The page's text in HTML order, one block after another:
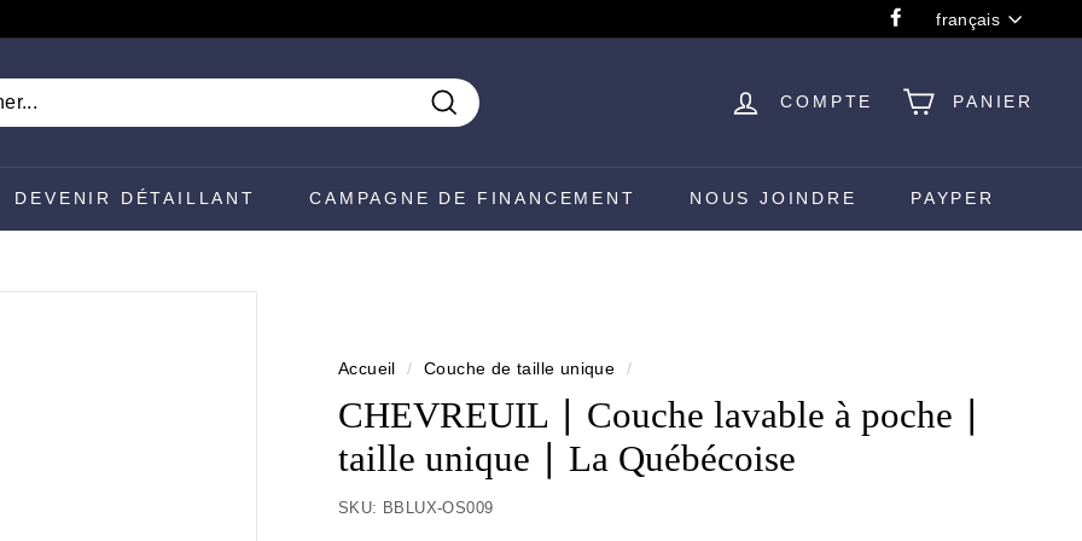
Facebook
Langue
français
Recherche
COMPTE PANIER
DEVENIR DÉTAILLANT CAMPAGNE DE FINANCEMENT NOUS JOINDRE PAYPER
Accueil / Couche de taille unique /
CHEVREUIL ∣ Couche lavable à poche ∣
taille unique ∣ La Québécoise
SKU: BBLUX-OS009